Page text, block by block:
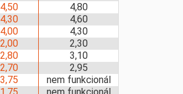
4,50
4,80
4,30
4,60
4,00
4,30
2,00
2,30
2,80
3,10
2,70
2,95
3,75
nem funkcionál